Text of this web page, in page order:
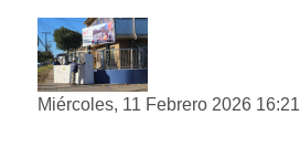
Miércoles, 11 Febrero 2026 16:21